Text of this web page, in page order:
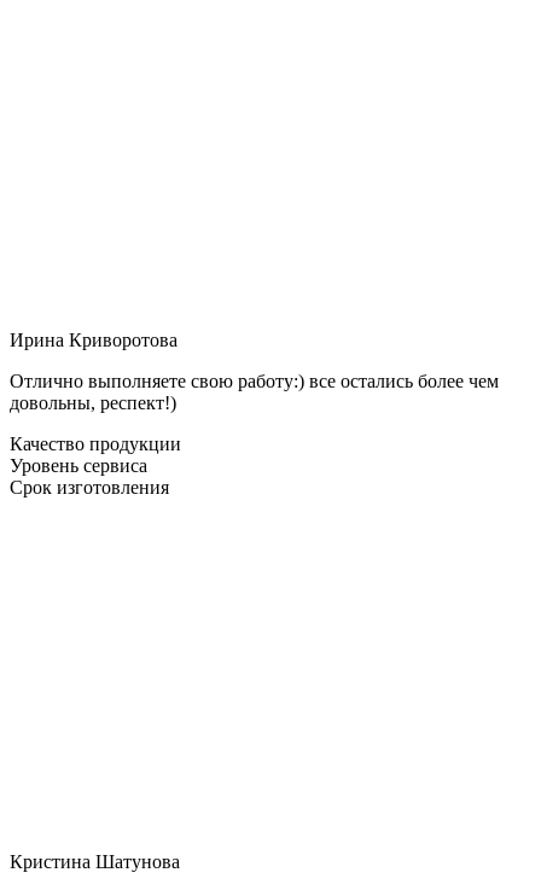
Ирина Криворотова
Отлично выполняете свою работу:) все остались более чем
довольны, респект!)
Качество продукции
Уровень сервиса
Срок изготовления
Кристина Шатунова